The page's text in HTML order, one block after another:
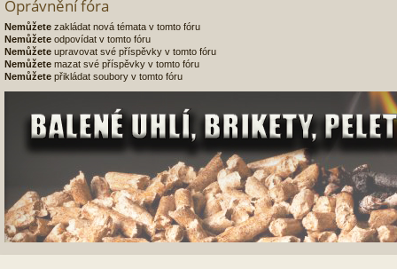
Oprávnění fóra
Nemůžete zakládat nová témata v tomto fóru
Nemůžete odpovídat v tomto fóru
Nemůžete upravovat své příspěvky v tomto fóru
Nemůžete mazat své příspěvky v tomto fóru
Nemůžete přikládat soubory v tomto fóru